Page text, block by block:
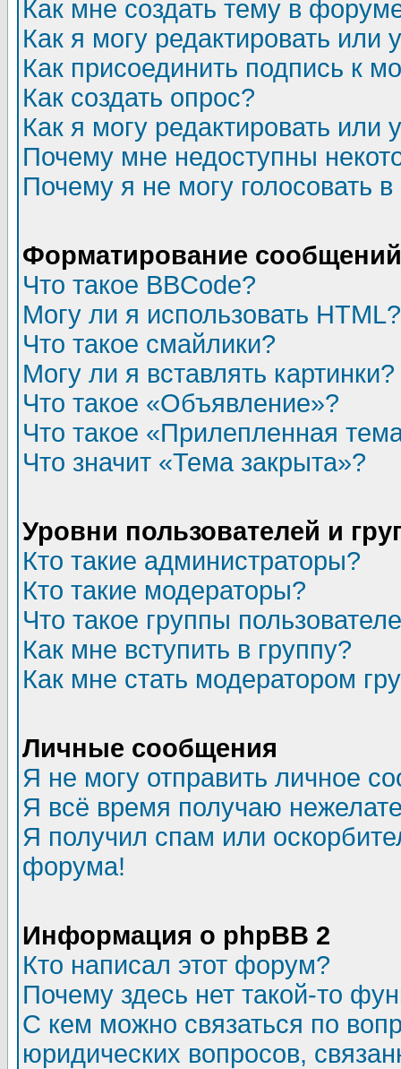
Как мне создать тему в
Как я могу редактировать или
Как присоединить подпись к
Как создать опрос?
Как я могу редактировать или
Почему мне недоступны
Почему я не могу голосовать
Форматирование
Что такое BBCode?
Могу ли я использовать HTML?
Что такое смайлики?
Могу ли я вставлять картинки?
Что такое «Объявление»?
Что такое «Прилепленная
Что значит «Тема закрыта»?
Уровни пользователей и
Кто такие администраторы?
Кто такие модераторы?
Что такое группы
Как мне вступить в группу?
Как мне стать модератором
Личные сообщения
Я не могу отправить личное
Я всё время получаю
Я получил спам или
форума!
Информация о phpBB 2
Кто написал этот форум?
Почему здесь нет такой-то
С кем можно связаться по
юридических вопросов,